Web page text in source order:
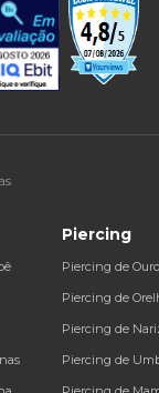
Piercing
Piercing de Ouro
Piercing de
Piercing de
Piercing de